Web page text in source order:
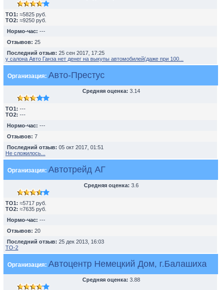
TO1: ≈5825 руб.
TO2: ≈9250 руб.
Нормо-час: ---
Отзывов: 25
Последний отзыв: 25 сен 2017, 17:25
у салона Авто Ганза нет денег на выкупы автомобилей(даже при 100...
Организация: Авто-Престус
Средняя оценка: 3.14
TO1: ---
TO2: ---
Нормо-час: ---
Отзывов: 7
Последний отзыв: 05 окт 2017, 01:51
Не сложилось...
Организация: Автотрейд АГ
Средняя оценка: 3.6
TO1: ≈5717 руб.
TO2: ≈7635 руб.
Нормо-час: ---
Отзывов: 20
Последний отзыв: 25 дек 2013, 16:03
ТО-2
Организация: Автоцентр Немецкий Дом, г.Балашиха
Средняя оценка: 3.88